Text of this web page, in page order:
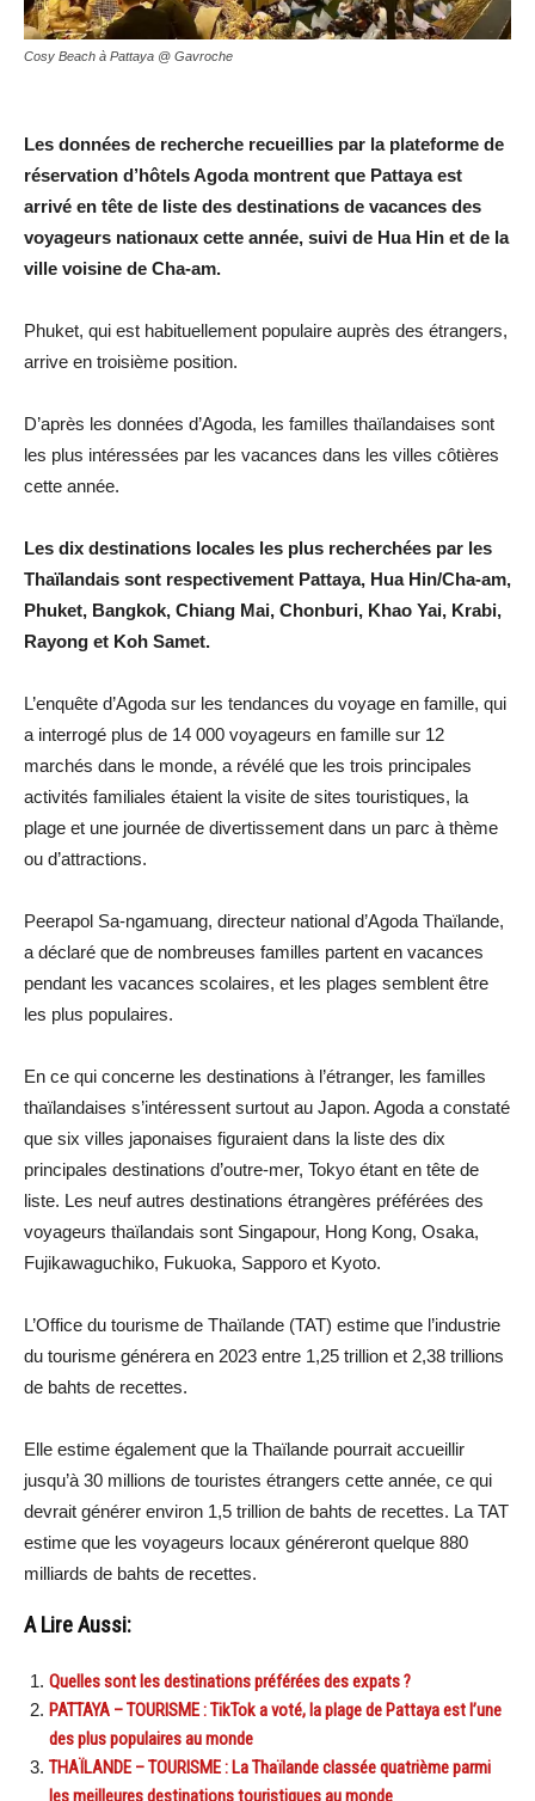
Cosy Beach à Pattaya @ Gavroche
Les données de recherche recueillies par la plateforme de
réservation d’hôtels Agoda montrent que Pattaya est
arrivé en tête de liste des destinations de vacances des
voyageurs nationaux cette année, suivi de Hua Hin et de la
ville voisine de Cha-am.
Phuket, qui est habituellement populaire auprès des étrangers,
arrive en troisième position.
D’après les données d’Agoda, les familles thaïlandaises sont
les plus intéressées par les vacances dans les villes côtières
cette année.
Les dix destinations locales les plus recherchées par les
Thaïlandais sont respectivement Pattaya, Hua Hin/Cha-am,
Phuket, Bangkok, Chiang Mai, Chonburi, Khao Yai, Krabi,
Rayong et Koh Samet.
L’enquête d’Agoda sur les tendances du voyage en famille, qui
a interrogé plus de 14 000 voyageurs en famille sur 12
marchés dans le monde, a révélé que les trois principales
activités familiales étaient la visite de sites touristiques, la
plage et une journée de divertissement dans un parc à thème
ou d’attractions.
Peerapol Sa-ngamuang, directeur national d’Agoda Thaïlande,
a déclaré que de nombreuses familles partent en vacances
pendant les vacances scolaires, et les plages semblent être
les plus populaires.
En ce qui concerne les destinations à l’étranger, les familles
thaïlandaises s’intéressent surtout au Japon. Agoda a constaté
que six villes japonaises figuraient dans la liste des dix
principales destinations d’outre-mer, Tokyo étant en tête de
liste. Les neuf autres destinations étrangères préférées des
voyageurs thaïlandais sont Singapour, Hong Kong, Osaka,
Fujikawaguchiko, Fukuoka, Sapporo et Kyoto.
L’Office du tourisme de Thaïlande (TAT) estime que l’industrie
du tourisme générera en 2023 entre 1,25 trillion et 2,38 trillions
de bahts de recettes.
Elle estime également que la Thaïlande pourrait accueillir
jusqu’à 30 millions de touristes étrangers cette année, ce qui
devrait générer environ 1,5 trillion de bahts de recettes. La TAT
estime que les voyageurs locaux généreront quelque 880
milliards de bahts de recettes.
A Lire Aussi:
Quelles sont les destinations préférées des expats ?
PATTAYA – TOURISME : TikTok a voté, la plage de Pattaya est l’une
des plus populaires au monde
THAÏLANDE – TOURISME : La Thaïlande classée quatrième parmi